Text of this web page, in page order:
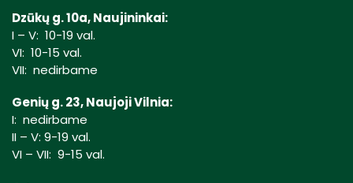
Dzūkų g. 10a, Naujininkai:
I – V: 10-19 val.
VI: 10-15 val.
VII: nedirbame
Genių g. 23, Naujoji Vilnia:
I: nedirbame
II – V: 9-19 val.
VI – VII: 9-15 val.